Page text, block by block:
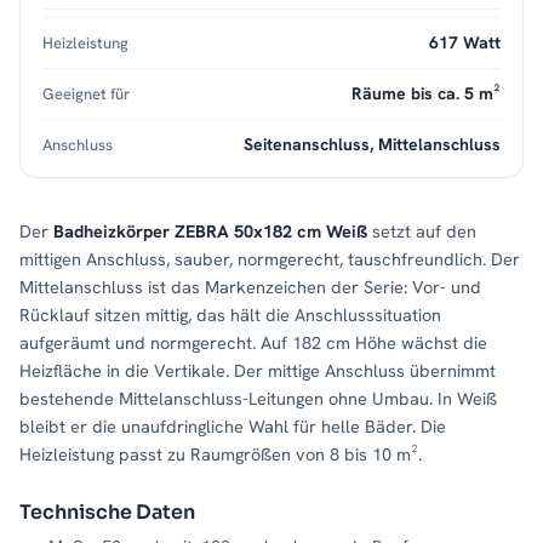
Der Badheizkörper ZEBRA 50x182 cm Weiß setzt auf den
mittigen Anschluss, sauber, normgerecht, tauschfreundlich. Der
Mittelanschluss ist das Markenzeichen der Serie: Vor- und
Rücklauf sitzen mittig, das hält die Anschlusssituation
aufgeräumt und normgerecht. Auf 182 cm Höhe wächst die
Heizfläche in die Vertikale. Der mittige Anschluss übernimmt
bestehende Mittelanschluss-Leitungen ohne Umbau. In Weiß
bleibt er die unaufdringliche Wahl für helle Bäder. Die
Heizleistung passt zu Raumgrößen von 8 bis 10 m².
Technische Daten
Heizleistung 617 Watt
Geeignet für Räume bis ca. 5 m²
Anschluss Seitenanschluss, Mittelanschluss